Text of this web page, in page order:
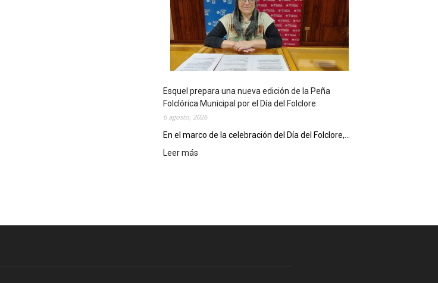
b
l
i
o
t
e
a
M
Esquel prepara una nueva edición de la Peña
Folclórica Municipal por el Día del Folclore
6 agosto, 2026
En el marco de la celebración del Día del Folclore,...
Leer más
l